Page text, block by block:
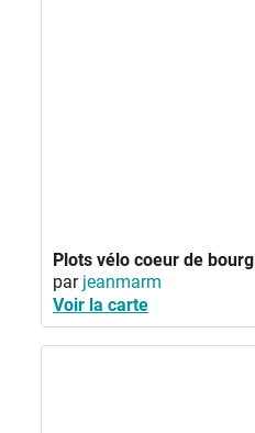
Plots vélo coeur de bourg
par jeanmarm
Voir la carte